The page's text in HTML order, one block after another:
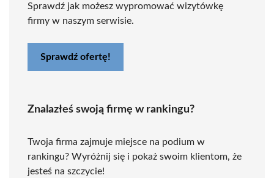
Sprawdź jak możesz wypromować wizytówkę
firmy w naszym serwisie.
Sprawdź ofertę!
Znalazłeś swoją firmę w rankingu?
Twoja firma zajmuje miejsce na podium w
rankingu? Wyróżnij się i pokaż swoim klientom, że
jesteś na szczycie!